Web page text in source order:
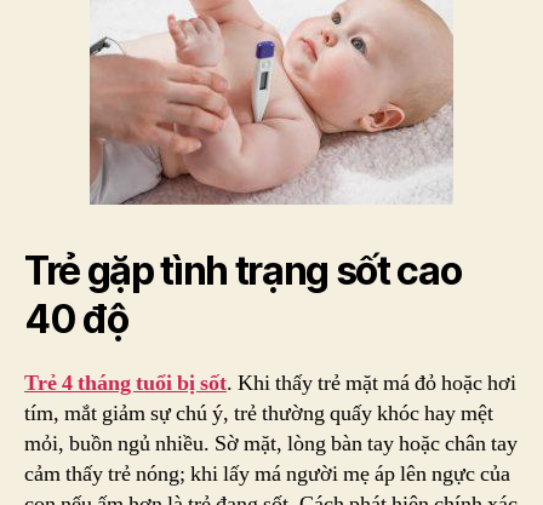
Trẻ gặp tình trạng sốt cao
40 độ
Trẻ 4 tháng tuổi bị sốt. Khi thấy trẻ mặt má đỏ hoặc hơi
tím, mắt giảm sự chú ý, trẻ thường quấy khóc hay mệt
mỏi, buồn ngủ nhiều. Sờ mặt, lòng bàn tay hoặc chân tay
cảm thấy trẻ nóng; khi lấy má người mẹ áp lên ngực của